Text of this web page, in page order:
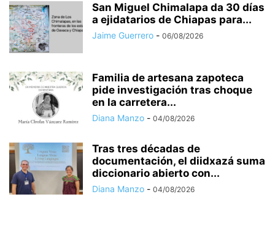
San Miguel Chimalapa da 30 días
a ejidatarios de Chiapas para...
Jaime Guerrero - 06/08/2026
Familia de artesana zapoteca
pide investigación tras choque
en la carretera...
Diana Manzo - 04/08/2026
Tras tres décadas de
documentación, el diidxazá suma
diccionario abierto con...
Diana Manzo - 04/08/2026